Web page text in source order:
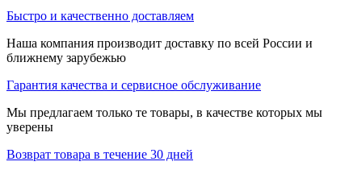
Быстро и качественно доставляем
Наша компания производит доставку по всей России и
ближнему зарубежью
Гарантия качества и сервисное обслуживание
Мы предлагаем только те товары, в качестве которых мы
уверены
Возврат товара в течение 30 дней